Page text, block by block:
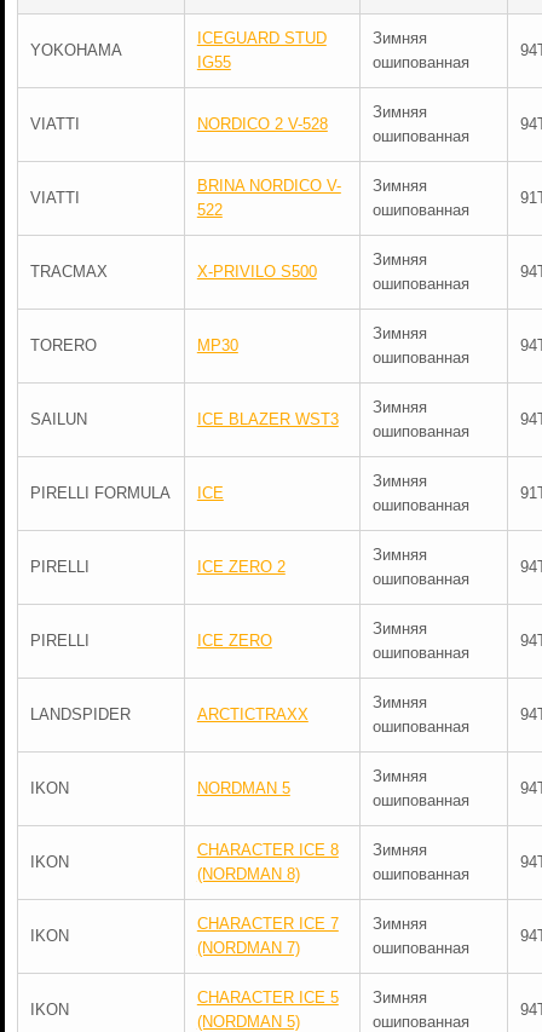
YOKOHAMA
ICEGUARD STUD
IG55
Зимняя
ошипованная
VIATTI NORDICO 2 V-528
Зимняя
ошипованная
VIATTI
BRINA NORDICO V-
522
Зимняя
ошипованная
TRACMAX X-PRIVILO S500
Зимняя
ошипованная
TORERO MP30
Зимняя
ошипованная
SAILUN ICE BLAZER WST3
Зимняя
ошипованная
PIRELLI FORMULA ICE
Зимняя
ошипованная
PIRELLI ICE ZERO 2
Зимняя
ошипованная
PIRELLI ICE ZERO
Зимняя
ошипованная
LANDSPIDER ARCTICTRAXX
Зимняя
ошипованная
IKON NORDMAN 5
Зимняя
ошипованная
IKON
CHARACTER ICE 8
(NORDMAN 8)
Зимняя
ошипованная
IKON
CHARACTER ICE 7
(NORDMAN 7)
Зимняя
ошипованная
IKON
CHARACTER ICE 5
(NORDMAN 5)
Зимняя
ошипованная